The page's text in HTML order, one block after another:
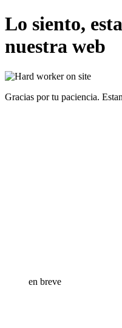
Lo siento,
nuestra web
Gracias por tu paciencia.
en breve